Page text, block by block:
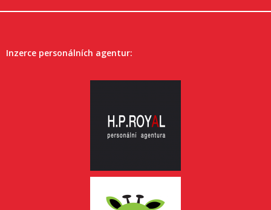
Inzerce personálních agentur: